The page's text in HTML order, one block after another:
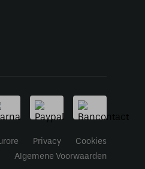
Privacy
Cookies
Algemene Voorwaarden